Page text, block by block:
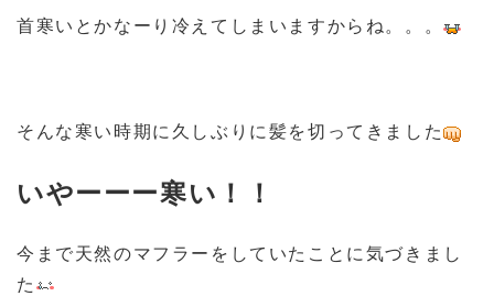
首寒いとかなーり冷えてしまいますからね。。。
そんな寒い時期に久しぶりに髪を切ってきました
いやーーー寒い！！
今まで天然のマフラーをしていたことに気づきまし
た